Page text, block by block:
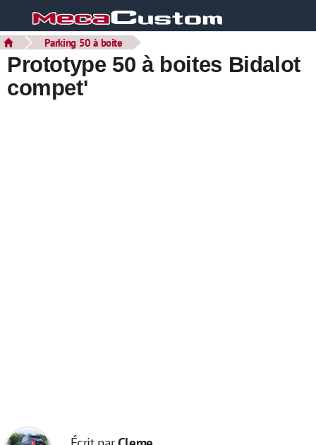
Parking 50 à boite
Prototype 50 à boites Bidalot
compet'